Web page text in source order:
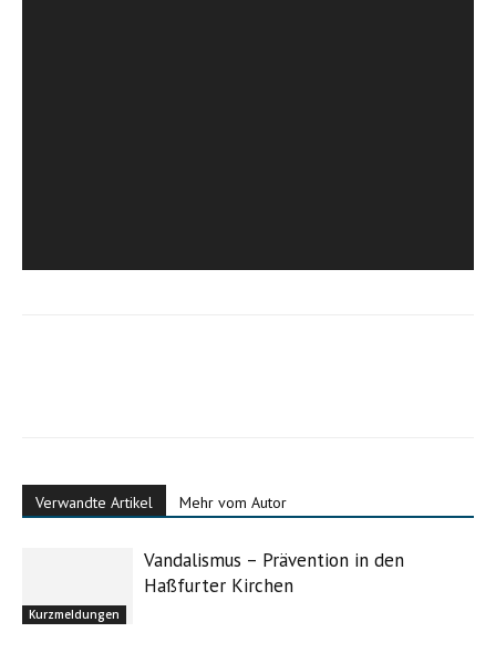
Verwandte Artikel Mehr vom Autor
Kurzmeldungen
Vandalismus – Prävention in den
Haßfurter Kirchen